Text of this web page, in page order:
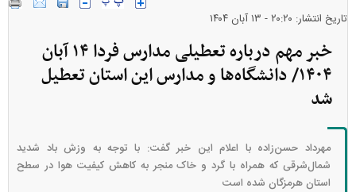
تاریخ انتشار: ۲۰:۲۰ - ۱۳ آبان ۱۴۰۴
خبر مهم درباره تعطیلی مدارس فردا ۱۴ آبان
۱۴۰۴/ دانشگاه‌ها و مدارس این استان تعطیل
شد
مهرداد حسن‌زاده با اعلام این خبر گفت: با توجه به وزش باد شدید
شمال‌شرقی که همراه با گرد و خاک منجر به کاهش کیفیت هوا در سطح
استان هرمزگان شده است